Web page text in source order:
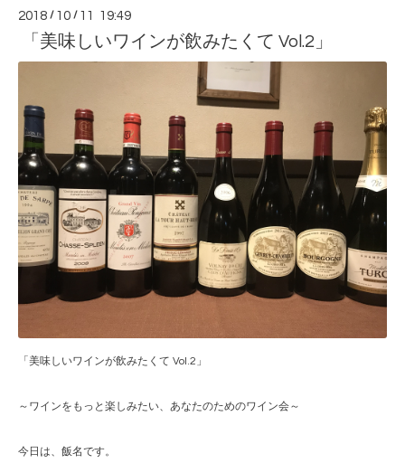
2018 / 10 / 11 19:49
「美味しいワインが飲みたくて Vol.2」
「美味しいワインが飲みたくて Vol.2」
～ワインをもっと楽しみたい、あなたのためのワイン会～
今日は、飯名です。